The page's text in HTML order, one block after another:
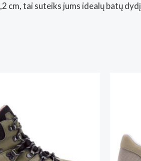
cm, tai suteiks jums idealų batų dydį